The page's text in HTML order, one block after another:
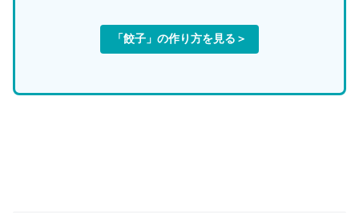
「餃子」の作り方を見る＞